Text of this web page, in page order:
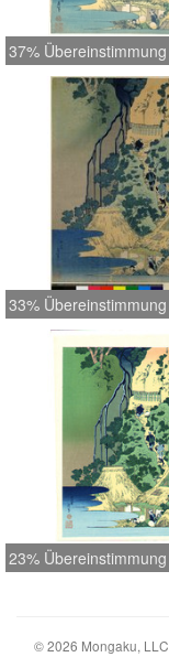
37% Übereinstimmung
33% Übereinstimmung
23% Übereinstimmung
©2026 Mongaku, LLC